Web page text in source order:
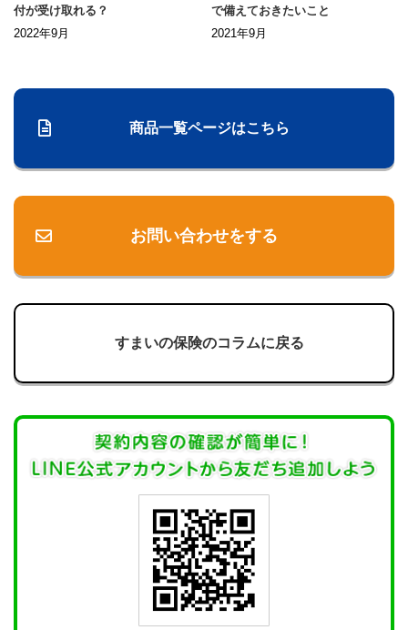
付が受け取れる？
2022年9月
で備えておきたいこと
2021年9月
商品一覧ページはこちら
お問い合わせをする
すまいの保険のコラムに戻る